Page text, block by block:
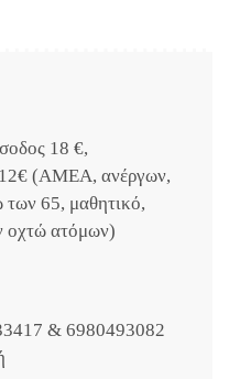
18 €,
(ΑΜΕΑ, ανέργων,
των 65, μαθητικό,
οχτώ ατόμων)
& 6980493082